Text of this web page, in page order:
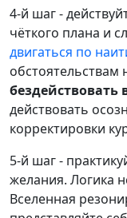
4-й шаг -
чёткого плана и
двигаться по
обстоятельствам
действовать
корректировки
5-й шаг -
желания. Логика
Вселенная